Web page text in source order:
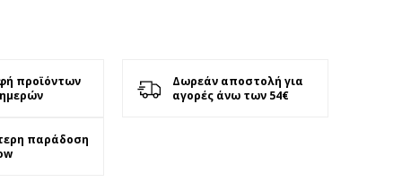
προϊόντων
Δωρεάν αποστολή για
αγορές άνω των 54€
παράδοση